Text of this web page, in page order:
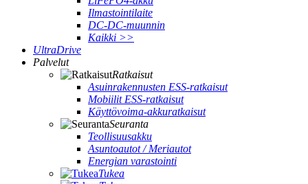
Ilmastointilaite
DC-DC-muunnin
Kaikki >>
UltraDrive
Palvelut
Ratkaisut
Asuinrakennusten ESS-ratkaisut
Mobiilit ESS-ratkaisut
Käyttövoima-akkuratkaisut
Seuranta
Teollisuusakku
Asuntoautot / Meriautot
Energian varastointi
Tukea